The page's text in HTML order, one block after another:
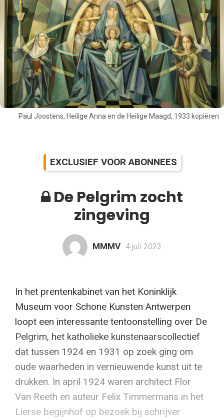
Paul Joostens, Heilige Anna en de Heilige Maagd, 1933 kopiëren
EXCLUSIEF VOOR ABONNEES
De Pelgrim zocht
zingeving
MMMV 4 juli 2023
In het prentenkabinet van het Koninklijk
Museum voor Schone Kunsten Antwerpen
loopt een interessante tentoonstelling over De
Pelgrim, het katholieke kunstenaarscollectief
dat tussen 1924 en 1931 op zoek ging om
oude waarheden in vernieuwende kunst uit te
drukken. In april 1924 waren architect Flor
Van Reeth en auteur Felix Timmermans in het
Lierse begijnhof op bezoek bij schrijver